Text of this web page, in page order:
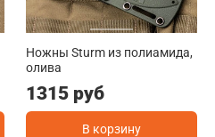
Ножны Sturm из полиамида,
олива
1315 руб
В корзину